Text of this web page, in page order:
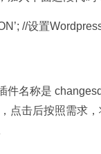
//设置
件名称是
，点击后按照需求